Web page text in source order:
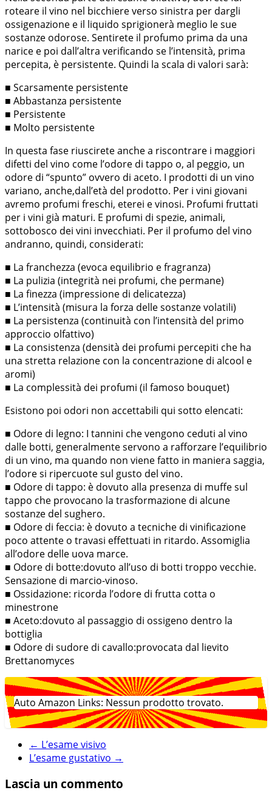
roteare il vino nel bicchiere verso sinistra per dargli
ossigenazione e il liquido sprigionerà meglio le sue
sostanze odorose. Sentirete il profumo prima da una
narice e poi dall’altra verificando se l’intensità, prima
percepita, è persistente. Quindi la scala di valori sarà:
■ Scarsamente persistente
■ Abbastanza persistente
■ Persistente
■ Molto persistente
In questa fase riuscirete anche a riscontrare i maggiori
difetti del vino come l’odore di tappo o, al peggio, un
odore di “spunto” ovvero di aceto. I prodotti di un vino
variano, anche,dall’età del prodotto. Per i vini giovani
avremo profumi freschi, eterei e vinosi. Profumi fruttati
per i vini già maturi. E profumi di spezie, animali,
sottobosco dei vini invecchiati. Per il profumo del vino
andranno, quindi, considerati:
■ La franchezza (evoca equilibrio e fragranza)
■ La pulizia (integrità nei profumi, che permane)
■ La finezza (impressione di delicatezza)
■ L’intensità (misura la forza delle sostanze volatili)
■ La persistenza (continuità con l’intensità del primo
approccio olfattivo)
■ La consistenza (densità dei profumi percepiti che ha
una stretta relazione con la concentrazione di alcool e
aromi)
■ La complessità dei profumi (il famoso bouquet)
Esistono poi odori non accettabili qui sotto elencati:
■ Odore di legno: I tannini che vengono ceduti al vino
dalle botti, generalmente servono a rafforzare l’equilibrio
di un vino, ma quando non viene fatto in maniera saggia,
l’odore si ripercuote sul gusto del vino.
■ Odore di tappo: è dovuto alla presenza di muffe sul
tappo che provocano la trasformazione di alcune
sostanze del sughero.
■ Odore di feccia: è dovuto a tecniche di vinificazione
poco attente o travasi effettuati in ritardo. Assomiglia
all’odore delle uova marce.
■ Odore di botte:dovuto all’uso di botti troppo vecchie.
Sensazione di marcio-vinoso.
■ Ossidazione: ricorda l’odore di frutta cotta o
minestrone
■ Aceto:dovuto al passaggio di ossigeno dentro la
bottiglia
■ Odore di sudore di cavallo:provocata dal lievito
Brettanomyces
Auto Amazon Links: Nessun prodotto trovato.
← L’esame visivo
L’esame gustativo →
Lascia un commento